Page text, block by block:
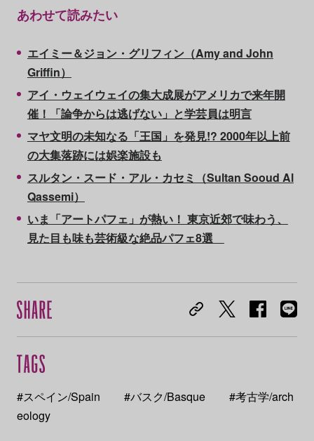
あわせて読みたい
エイミー＆ジョン・グリフィン（Amy and John
Griffin）
アイ・ウェイウェイの集大成展がアメリカで来年開
催！「論争からは逃げない」と学芸員は明言
マヤ文明の未知なる「王国」を発見!? 2000年以上前
の大集落跡には娯楽施設も
スルタン・スード・アル・カセミ（Sultan Sooud Al
Qassemi）
いま「アートパフェ」が熱い！ 東京近郊で味わう、
見た目も味も芸術級な絶品パフェ8選
#スペイン/Spain #バスク/Basque
#考古学/arch
eology